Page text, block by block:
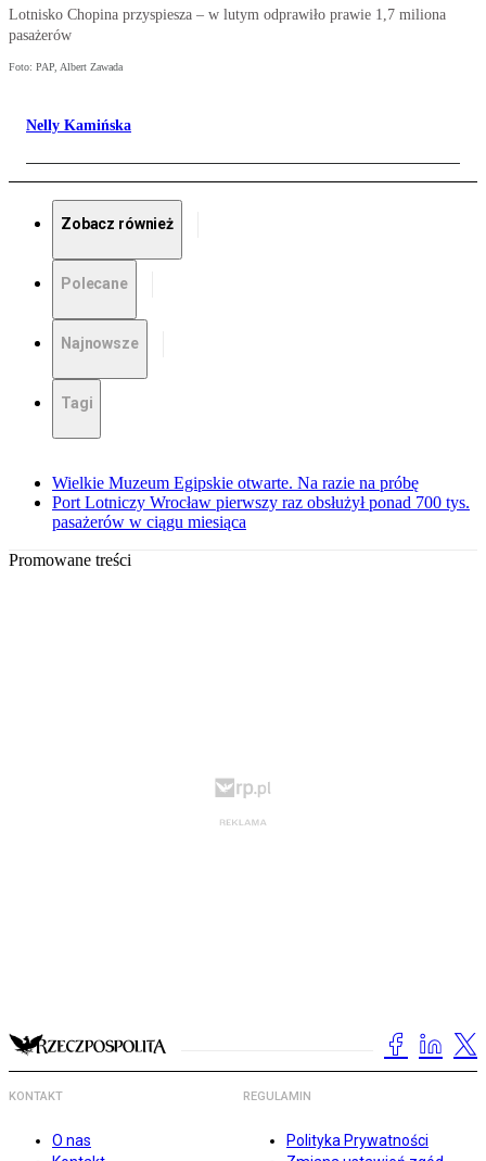
Lotnisko Chopina przyspiesza – w lutym odprawiło prawie 1,7 miliona
pasażerów
Foto: PAP, Albert Zawada
Nelly Kamińska
Zobacz również
Polecane
Najnowsze
Tagi
Wielkie Muzeum Egipskie otwarte. Na razie na próbę
Port Lotniczy Wrocław pierwszy raz obsłużył ponad 700 tys.
pasażerów w ciągu miesiąca
Promowane treści
KONTAKT
O nas
REGULAMIN
Polityka Prywatności